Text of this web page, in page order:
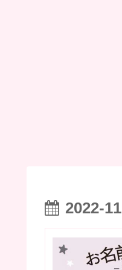
2022-11